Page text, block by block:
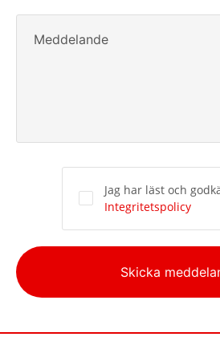
Meddelande
Jag har läst och
Integritetspolicy
Alternative:
Skicka